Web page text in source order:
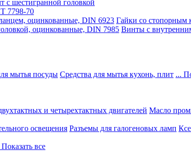
с шестигранной головкой
7798-70
оцинкованные, DIN 6923 Гайки со стопорным
оцинкованные, DIN 7985 Винты с
мытья посуды Средства для мытья кухонь, плит ...
и четырехтактных двигателей Масло
освещения Разъемы для галогеновых ламп
Показать все